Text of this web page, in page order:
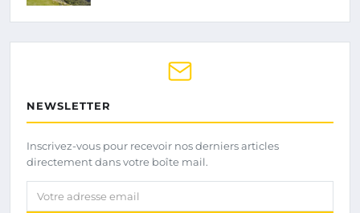
NEWSLETTER
Inscrivez-vous pour recevoir nos derniers articles
directement dans votre boîte mail.
Votre adresse email